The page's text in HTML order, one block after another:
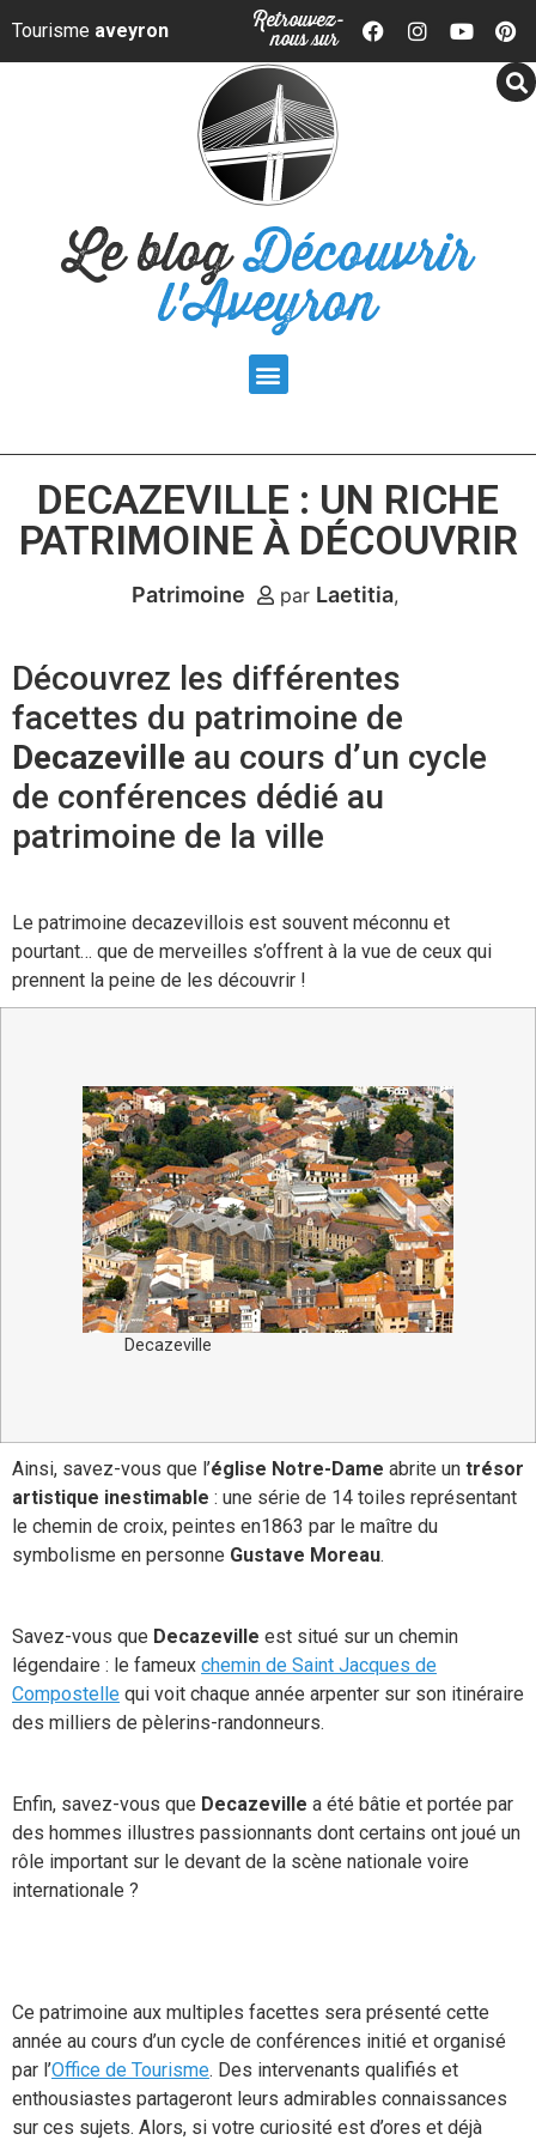
Panneau de gestion des cookies
Tourisme aveyron Retrouvez-
nous sur
Le blogDécouvrir
l'Aveyron
DECAZEVILLE : UN RICHE
PATRIMOINE À DÉCOUVRIR
Patrimoine par Laetitia
Découvrez les différentes
facettes du patrimoine de
Decazeville au cours d’un cycle
de conférences dédié au
patrimoine de la ville
Le patrimoine decazevillois est souvent méconnu et
pourtant… que de merveilles s’offrent à la vue de ceux qui
prennent la peine de les découvrir !
Decazeville
Ainsi, savez-vous que l’église Notre-Dame abrite un trésor
artistique inestimable : une série de 14 toiles représentant
le chemin de croix, peintes en1863 par le maître du
symbolisme en personne Gustave Moreau.
Savez-vous que Decazeville est situé sur un chemin
légendaire : le fameux chemin de Saint Jacques de
Compostelle qui voit chaque année arpenter sur son itinéraire
des milliers de pèlerins-randonneurs.
Enfin, savez-vous que Decazeville a été bâtie et portée par
des hommes illustres passionnants dont certains ont joué un
rôle important sur le devant de la scène nationale voire
internationale ?
Ce patrimoine aux multiples facettes sera présenté cette
année au cours d’un cycle de conférences initié et organisé
par l’Office de Tourisme. Des intervenants qualifiés et
enthousiastes partageront leurs admirables connaissances
sur ces sujets. Alors, si votre curiosité est d’ores et déjà